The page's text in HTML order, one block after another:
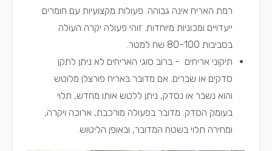
רמת האריח אינה גבוהה. פעולות מקצועיות עם חומרים
ייעדויים ומכוניות מיוחדות. זוהי פעולה יקרה העולה
בסביבות 80-100 שח למטר.
תיקוני אריחים - ברוב סוגי האריחים לא ניתן לתקן
סדקים או שברים. אם מדובר באריח פורצלן מלוטש
והוא נשבר או נסדק, ניתן ללטש אותו מחדש, תלוי
בעומק הסדק. מדובר בפעולה מורכבת, ארוכה ויקרה,
ומחירה תלוי בשטח המדובר, ובאופן הליטוש.